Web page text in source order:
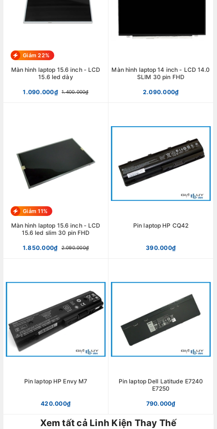
Giảm 22%
Màn hình laptop 15.6 inch - LCD
15.6 led dày
1.090.000₫ 1.400.000₫
Màn hình laptop 14 inch - LCD 14.0
SLIM 30 pin FHD
2.090.000₫
Giảm 11%
Màn hình laptop 15.6 inch - LCD
15.6 led slim 30 pin FHD
1.850.000₫ 2.090.000₫
Pin laptop HP CQ42
390.000₫
Pin laptop HP Envy M7
420.000₫
Pin laptop Dell Latitude E7240
E7250
790.000₫
Xem tất cả Linh Kiện Thay Thế